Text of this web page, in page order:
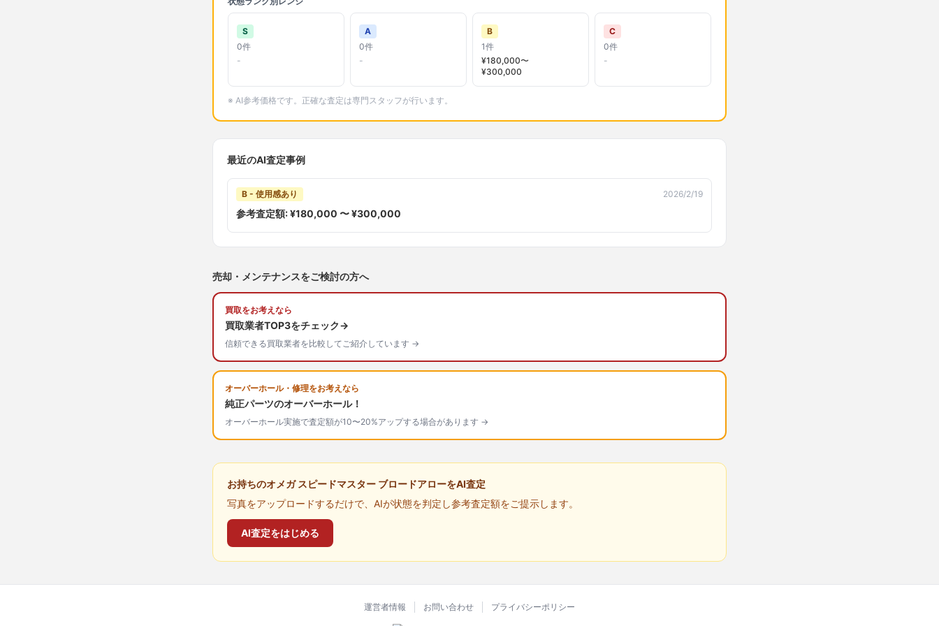
S
0件
-
A
0件
-
B
1件
¥180,000〜
¥300,000
C
0件
-
※ AI参考価格です。正確な査定は専門スタッフが行います。
最近のAI査定事例
B - 使用感あり 2026/2/19
参考査定額: ¥180,000 〜 ¥300,000
売却・メンテナンスをご検討の方へ
買取をお考えなら
買取業者TOP3をチェック→
信頼できる買取業者を比較してご紹介しています →
オーバーホール・修理をお考えなら
純正パーツのオーバーホール！
オーバーホール実施で査定額が10〜20%アップする場合があります →
お持ちのオメガ スピードマスター ブロードアローをAI査定
写真をアップロードするだけで、AIが状態を判定し参考査定額をご提示します。
AI査定をはじめる
運営者情報 お問い合わせ プライバシーポリシー